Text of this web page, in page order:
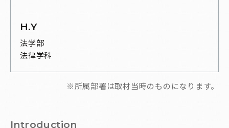
H.Y
法学部
法律学科
※所属部署は取材当時のものになります。
Introduction